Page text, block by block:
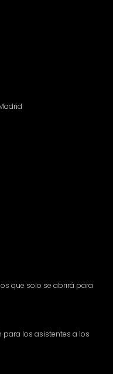
que solo se abrirá para
para los asistentes a los